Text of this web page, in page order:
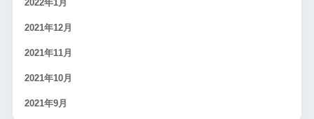
2022年1月
2021年12月
2021年11月
2021年10月
2021年9月